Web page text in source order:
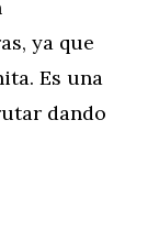
ya que
Es una
dando